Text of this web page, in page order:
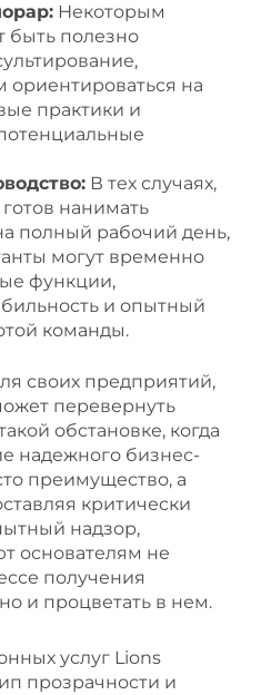
Некоторым
быть полезно
на
практики и
В тех случаях,
готов нанимать
полный рабочий день,
могут временно
функции,
и опытный
команды.
своих предприятий,
перевернуть
обстановке, когда
надежного бизнес-
преимущество, а
критически
надзор,
основателям не
получения
и процветать в нем.
услуг Lions
прозрачности и